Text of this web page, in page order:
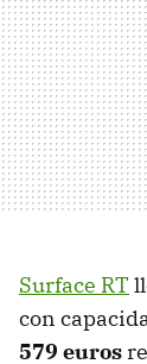
Surface RT
con
579 euros